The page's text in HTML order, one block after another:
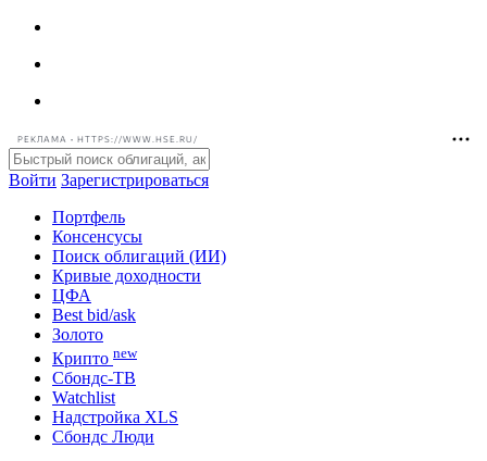
РЕКЛАМА • HTTPS://WWW.HSE.RU/
Войти Зарегистрироваться
Портфель
Консенсусы
Поиск облигаций (ИИ)
Кривые доходности
ЦФА
Best bid/ask
Золото
Крипто new